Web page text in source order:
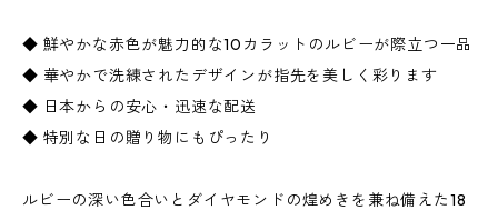
◆ 鮮やかな赤色が魅力的な10カラットのルビーが際立つ一品
◆ 華やかで洗練されたデザインが指先を美しく彩ります
◆ 日本からの安心・迅速な配送
◆ 特別な日の贈り物にもぴったり
ルビーの深い色合いとダイヤモンドの煌めきを兼ね備えた18